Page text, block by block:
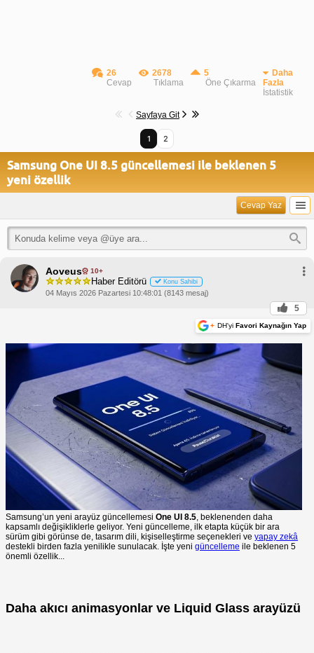
26
Cevap
2678
Tıklama
5
Öne Çıkarma
Daha
Fazla
İstatistik
Sayfaya Git
1 2
Samsung One UI 8.5 güncellemesi ile beklenen 5
yeni özellik
Cevap Yaz
Aoveus 10+
Haber Editörü Konu Sahibi
04 Mayıs 2026 Pazartesi 10:48:01 (8143 mesaj)
5
+ DH'yi Favori Kaynağın Yap
Samsung’un yeni arayüz güncellemesi One UI 8.5 , beklenenden daha
kapsamlı değişikliklerle geliyor. Yeni güncelleme, ilk etapta küçük bir ara
sürüm gibi görünse de, tasarım dili, kişiselleştirme seçenekleri ve yapay zekâ
destekli birden fazla yenilikle sunulacak. İşte yeni güncelleme ile beklenen 5
önemli özellik...
Daha akıcı animasyonlar ve Liquid Glass arayüzü